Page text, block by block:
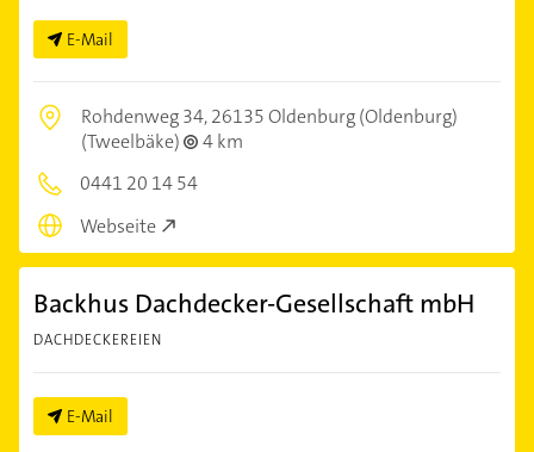
E-Mail
Rohdenweg 34,26135 Oldenburg (Oldenburg)
(Tweelbäke)
4 km
0441 20 14 54
Webseite
Backhus Dachdecker-Gesellschaft mbH
DACHDECKEREIEN
E-Mail